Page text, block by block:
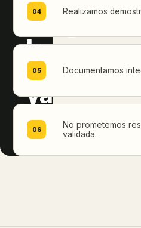
riesgo
lo
que
ya
funciona.
04 Realizamos
05 Documentamos
06
No prometemos
validada.